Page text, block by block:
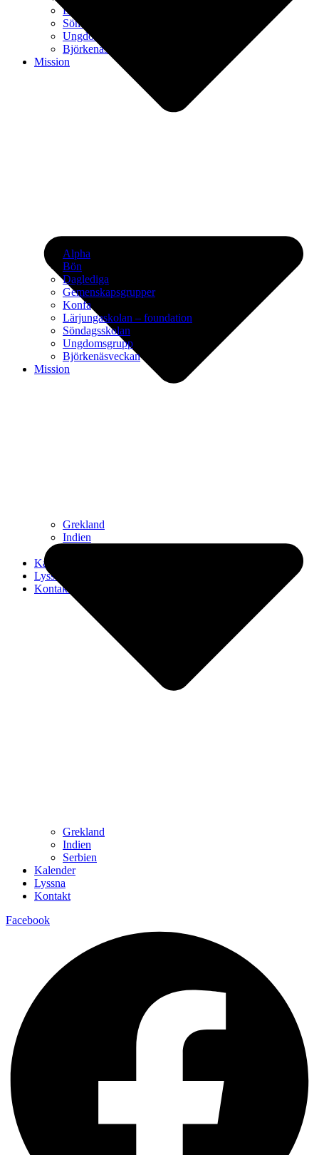
Lärjungaskolan – foundation
Söndagsskolan
Ungdomsgrupp
Björkenäsveckan
Mission
Grekland
Indien
Kalender
Lyssna
Kontakt
Alpha
Bön
Daglediga
Gemenskapsgrupper
Konfa
Lärjungaskolan – foundation
Söndagsskolan
Ungdomsgrupp
Björkenäsveckan
Mission
Grekland
Indien
Serbien
Kalender
Lyssna
Kontakt
Facebook